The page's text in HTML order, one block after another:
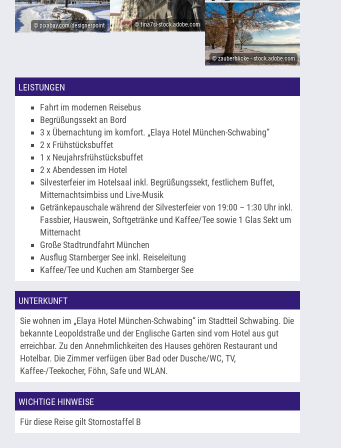
© pixabay.com/designerpoint © tina7si-stock.adobe.com
© zauberblicke - stock.adobe.com
LEISTUNGEN
Fahrt im modernen Reisebus
Begrüßungssekt an Bord
3 x Übernachtung im komfort. „Elaya Hotel München-Schwabing“
2 x Frühstücksbuffet
1 x Neujahrsfrühstücksbuffet
2 x Abendessen im Hotel
Silvesterfeier im Hotelsaal inkl. Begrüßungssekt, festlichem Buffet,
Mitternachtsimbiss und Live-Musik
Getränkepauschale während der Silvesterfeier von 19:00 – 1:30 Uhr inkl.
Fassbier, Hauswein, Softgetränke und Kaffee/Tee sowie 1 Glas Sekt um
Mitternacht
Große Stadtrundfahrt München
Ausflug Starnberger See inkl. Reiseleitung
Kaffee/Tee und Kuchen am Starnberger See
UNTERKUNFT
Sie wohnen im „Elaya Hotel München-Schwabing“ im Stadtteil Schwabing. Die
bekannte Leopoldstraße und der Englische Garten sind vom Hotel aus gut
erreichbar. Zu den Annehmlichkeiten des Hauses gehören Restaurant und
Hotelbar. Die Zimmer verfügen über Bad oder Dusche/WC, TV,
Kaffee-/Teekocher, Föhn, Safe und WLAN.
WICHTIGE HINWEISE
Für diese Reise gilt Stornostaffel B